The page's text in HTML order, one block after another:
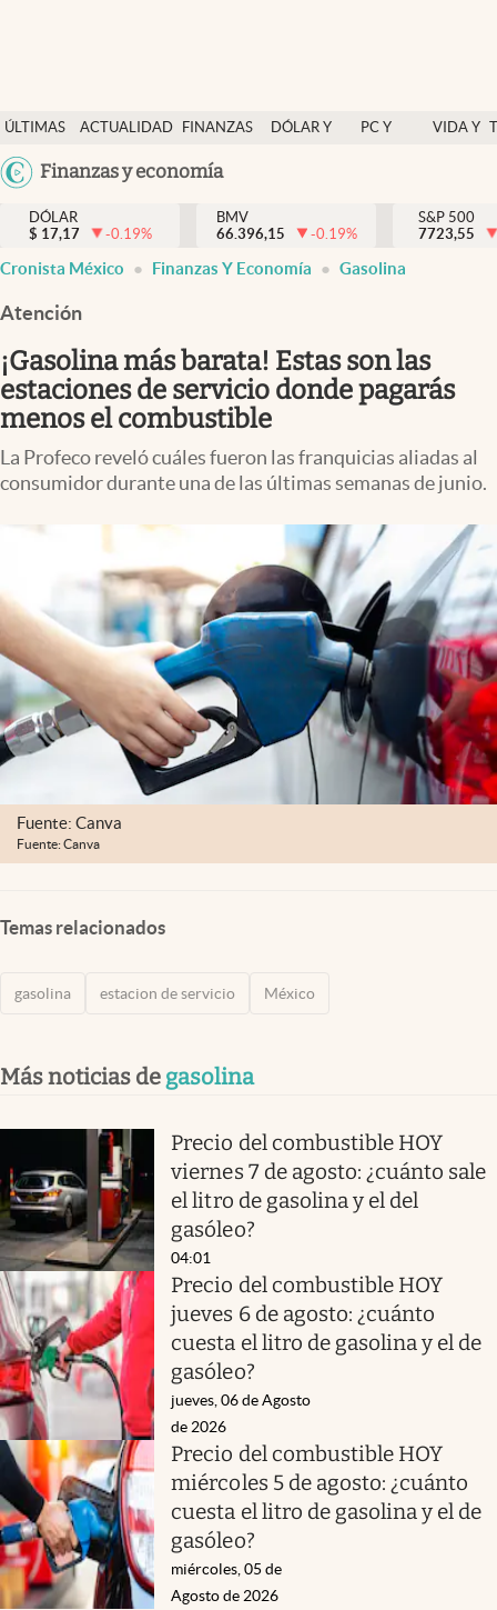
ÚLTIMAS
NOTICIAS
ACTUALIDAD
FINANZAS
DÓLAR Y
PC Y
VIDA Y
México
Finanzas y economía
Actualidad
Finanzas y economía
Dólar y mercados
Pc y celular
Vida y estilo
Tv
Mediakit
abre en nueva pestaña
México
DÓLAR
$ 17,17 -0.19%
BMV
66.396,15
-0.19%
S&P 500
7723,55
Cronista México Finanzas Y Economía Gasolina
Atención
¡Gasolina más barata! Estas son las
estaciones de servicio donde pagarás
menos el combustible
La Profeco reveló cuáles fueron las franquicias aliadas al
consumidor durante una de las últimas semanas de junio.
Fuente: Canva
Fuente: Canva
Temas relacionados
gasolina estacion de servicio México
Más noticias de gasolina
Precio del combustible HOY
viernes 7 de agosto: ¿cuánto sale
el litro de gasolina y el del
gasóleo?
04:01
Precio del combustible HOY
jueves 6 de agosto: ¿cuánto
cuesta el litro de gasolina y el de
gasóleo?
jueves, 06 de Agosto
de 2026
Precio del combustible HOY
miércoles 5 de agosto: ¿cuánto
cuesta el litro de gasolina y el de
gasóleo?
miércoles, 05 de
Agosto de 2026